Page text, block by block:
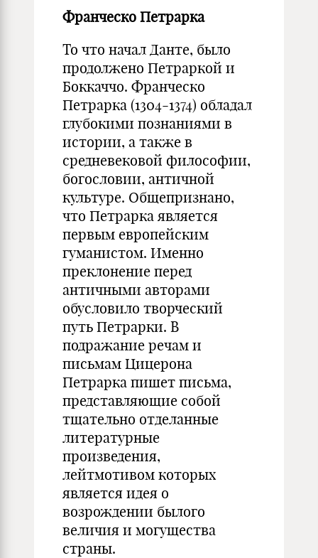
Франческо Петрарка
То что начал Данте, было
продолжено Петраркой и
Боккаччо. Франческо
Петрарка (1304-1374) обладал
глубокими познаниями в
истории, а также в
средневековой философии,
богословии, античной
культуре. Общепризнано,
что Петрарка является
первым европейским
гуманистом. Именно
преклонение перед
античными авторами
обусловило творческий
путь Петрарки. В
подражание речам и
письмам Цицерона
Петрарка пишет письма,
представляющие собой
тщательно отделанные
литературные
произведения,
лейтмотивом которых
является идея о
возрождении былого
величия и могущества
страны.